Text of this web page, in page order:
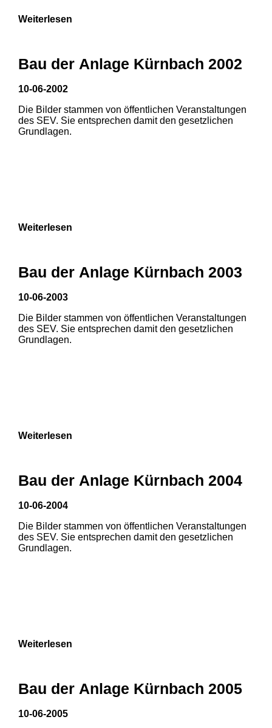
1 2 3
Weiterlesen
Bau der Anlage Kürnbach 2002
10-06-2002
Die Bilder stammen von öffentlichen Veranstaltungen
des SEV. Sie entsprechen damit den gesetzlichen
Grundlagen.
Weiterlesen
Bau der Anlage Kürnbach 2003
10-06-2003
Die Bilder stammen von öffentlichen Veranstaltungen
des SEV. Sie entsprechen damit den gesetzlichen
Grundlagen.
Weiterlesen
Bau der Anlage Kürnbach 2004
10-06-2004
Die Bilder stammen von öffentlichen Veranstaltungen
des SEV. Sie entsprechen damit den gesetzlichen
Grundlagen.
Weiterlesen
Bau der Anlage Kürnbach 2005
10-06-2005